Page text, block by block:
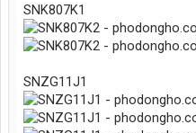
SNK807K1
SNZG11J1